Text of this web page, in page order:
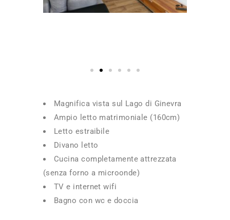
Magnifica vista sul Lago di Ginevra
Ampio letto matrimoniale (160cm)
Letto estraibile
Divano letto
Cucina completamente attrezzata
(senza forno a microonde)
TV e internet wifi
Bagno con wc e doccia